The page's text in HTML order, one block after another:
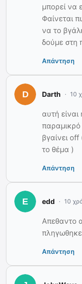
μπορεί να
Φαίνεται
να το
δούμε στη
Απάντηση
Darth 10
αυτή
παραμικρό
βγαίνει
το θέμα )
Απάντηση
edd 10
Απεθαντο
πληγωθηκε
Απάντηση